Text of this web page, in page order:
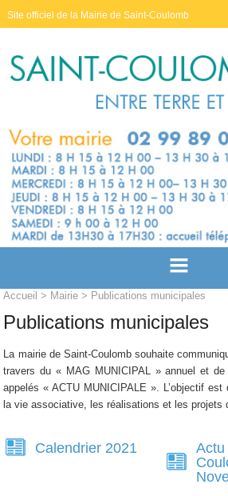
Site officiel de la Mairie de Saint-Coulomb
Accueil > Mairie > Publications municipales
Publications municipales
La mairie de Saint-Coulomb souhaite
travers du « MAG MUNICIPAL » annuel et de
appelés « ACTU MUNICIPALE ». L’objectif est
la vie associative, les réalisations et les projets
Calendrier 2021